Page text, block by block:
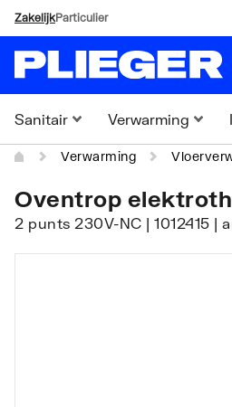
ZakelijkParticulier
Sanitair Verwarming
Verwarming
Oventrop
2 punts 230V-NC | 1012415 |